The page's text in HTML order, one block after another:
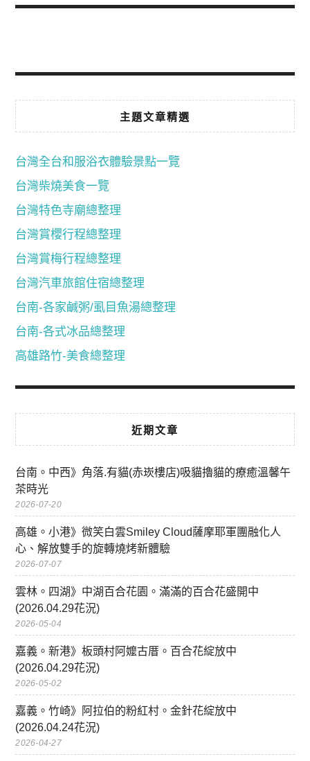
主題文章精選
台灣全台和服浴衣體驗景點一覽
台灣柴燒美食一覽
台灣特色寺廟總整理
台灣賞櫻行程總整理
台灣賞梅行程總整理
台灣汽車旅館住宿總整理
台南-各家鹹粥/虱目魚湯總整理
台南-各式冰品總整理
高雄路竹-美食總整理
近期文章
台南。中西》角落.有貓(赤崁樓店)吸貓擼貓的療癒溫馨午
茶時光
2026-07-20
高雄。小港》微笑白雲Smiley Cloud薩摩耶軍團融化人
心、解放雙手的旋轉燒烤新體驗
2026-07-07
雲林。四湖》中湖百合花園。滿滿的百合花盛開中
(2026.04.29花況)
2026-05-04
嘉義。新港》板頭村阿嬤古厝。百合花綻放中
(2026.04.29花況)
2026-05-02
嘉義。竹崎》阿拉伯的粉紅村。金針花綻放中
(2026.04.24花況)
2026-04-27